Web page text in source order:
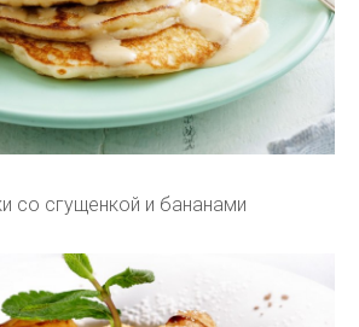
со сгущенкой и бананами